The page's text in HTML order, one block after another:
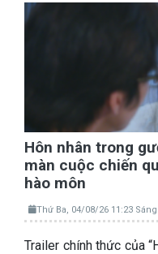
Hôn nhân trong
màn cuộc chiến
hào môn
Thứ Ba, 04/08/26 11:23 Sáng
Trailer chính thức của